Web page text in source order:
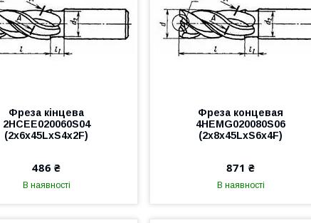
Фреза кінцева
2HCEE020060S04
(2x6x45LxS4x2F)
486 ₴
В наявності
Фреза концевая
4HEMG020080S06
(2x8x45LxS6x4F)
871 ₴
В наявності